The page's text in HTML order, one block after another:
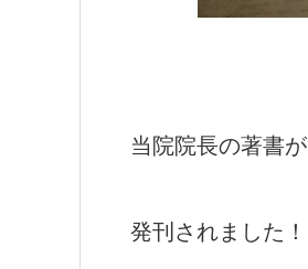
当院院長の著書が
発刊されました！